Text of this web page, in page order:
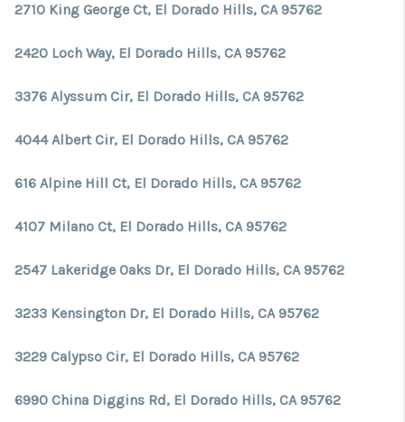
2710 King George Ct, El Dorado Hills, CA 95762
2420 Loch Way, El Dorado Hills, CA 95762
3376 Alyssum Cir, El Dorado Hills, CA 95762
4044 Albert Cir, El Dorado Hills, CA 95762
616 Alpine Hill Ct, El Dorado Hills, CA 95762
4107 Milano Ct, El Dorado Hills, CA 95762
2547 Lakeridge Oaks Dr, El Dorado Hills, CA 95762
3233 Kensington Dr, El Dorado Hills, CA 95762
3229 Calypso Cir, El Dorado Hills, CA 95762
6990 China Diggins Rd, El Dorado Hills, CA 95762